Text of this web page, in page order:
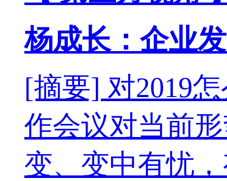
杨成长：企业
[摘要] 对2019
作会议对当前
变、变中有忧